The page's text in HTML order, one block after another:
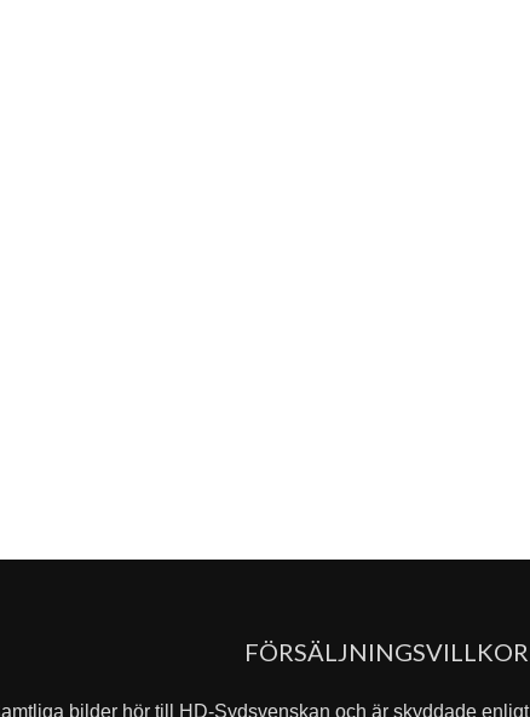
FÖRSÄLJNINGSVILLKOR
bilder hör till HD-Sydsvenskan och är skyddade enligt